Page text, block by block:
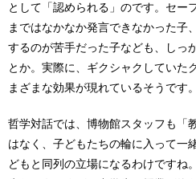
として「認められる」のです。セー
まではなかなか発言できなかった子
するのが苦手だった子なども、しっ
とか。実際に、ギクシャクしていた
まざまな効果が現れているそうです。
哲学対話では、博物館スタッフも「
はなく、子どもたちの輪に入って一
どもと同列の立場になるわけですね